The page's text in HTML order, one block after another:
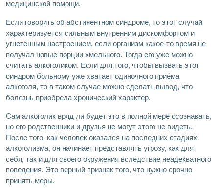
медицинской помощи.
Если говорить об абстинентном синдроме, то этот случай
характеризуется сильным внутренним дискомфортом и
угнетённым настроением, если организм какое-то время не
получал новые порции хмельного. Тогда его уже можно
считать алкоголиком. Если для того, чтобы вызвать этот
синдром больному уже хватает одиночного приёма
алкоголя, то в таком случае можно сделать вывод, что
болезнь приобрела хронический характер.
Сам алкоголик вряд ли будет это в полной мере осознавать,
но его родственники и друзья не могут этого не видеть.
После того, как человек оказался на последних стадиях
алкоголизма, он начинает представлять угрозу, как для
себя, так и для своего окружения вследствие неадекватного
поведения. Это верный признак того, что нужно срочно
принять меры.